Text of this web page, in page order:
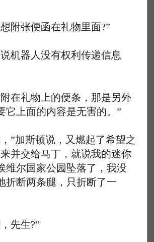
张便函在礼物里面?”
器人没有权利传递信息
礼物上的便条，那是另外
它上面的内容是无害的。”
加斯顿说，又燃起了希望之
并交给马丁，就说我的迷你
维尔国家公园坠落了，我没
折断两条腿，只折断了一
先生?”